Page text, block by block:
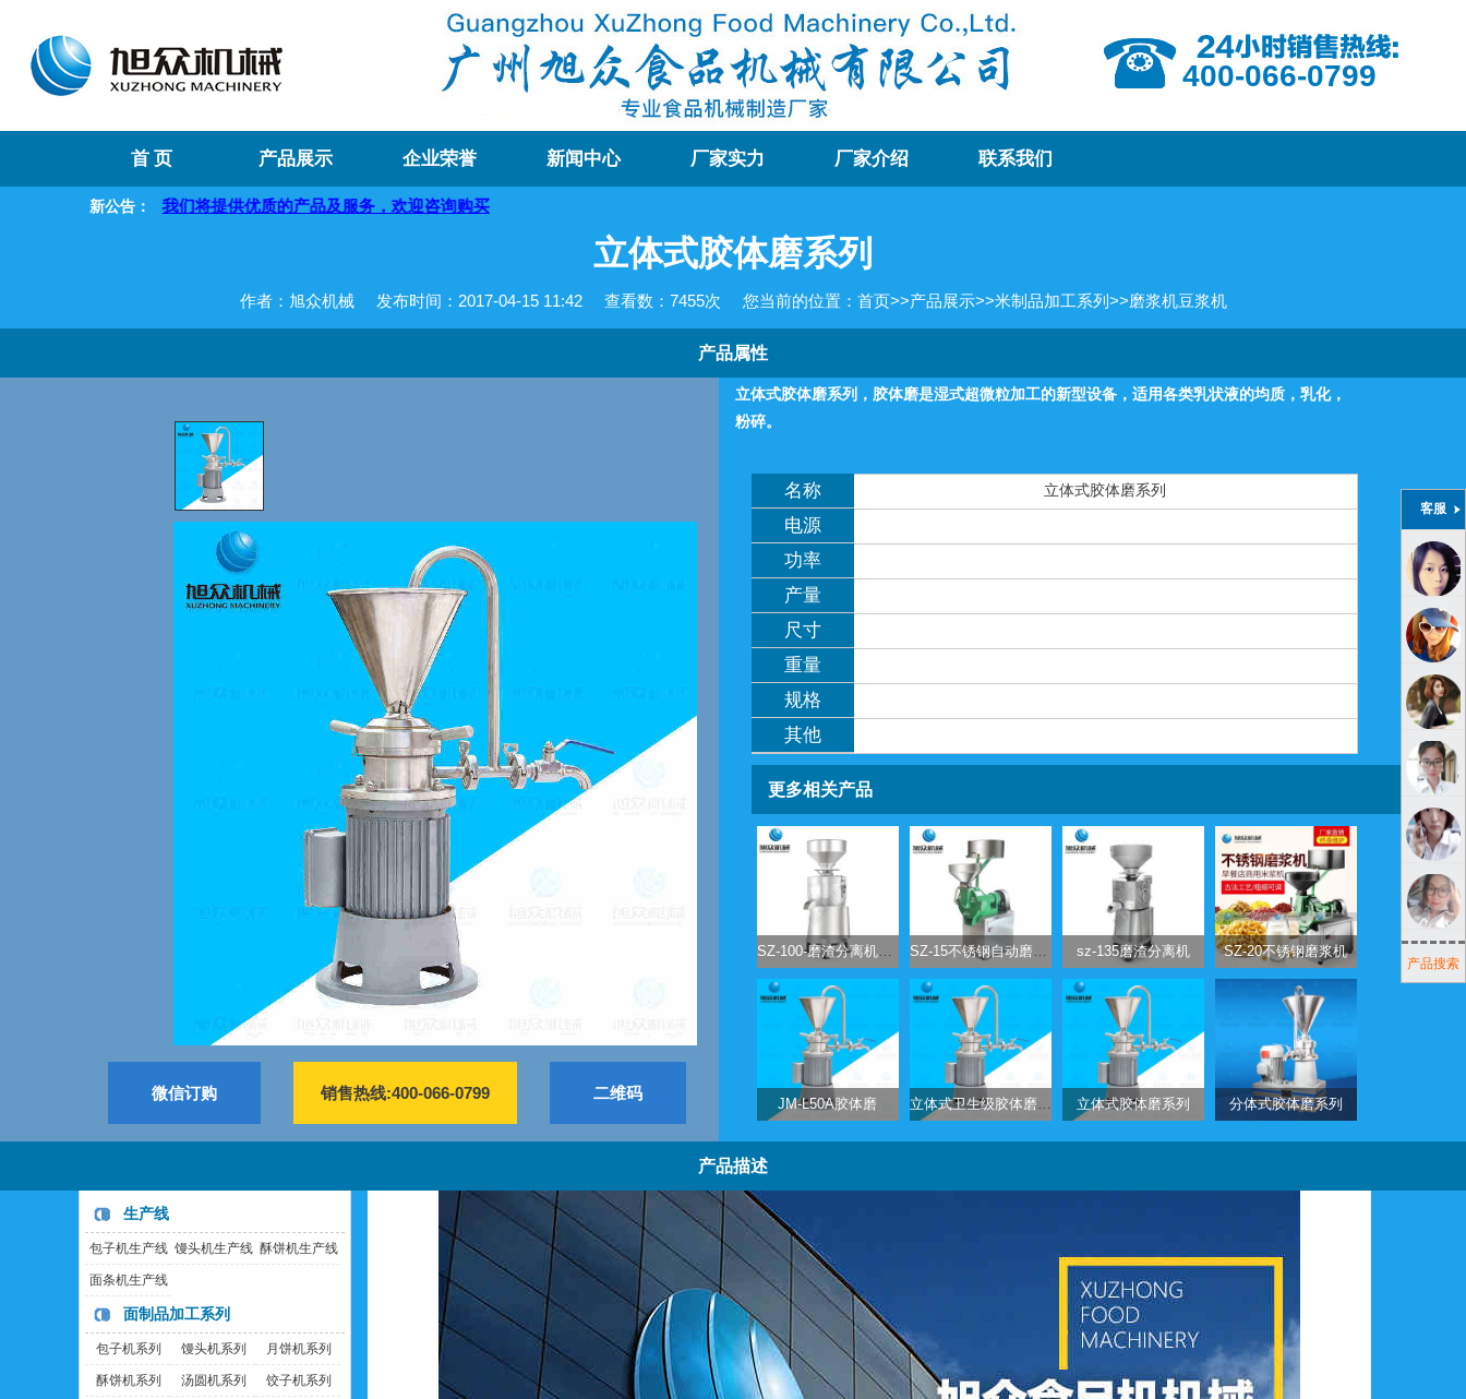
400-066-0799
首 页 产品展示 企业荣誉 新闻中心 厂家实力 厂家介绍 联系我们
新公告：
我们将提供优质的产品及服务，欢迎咨询购买
立体式胶体磨系列
作者：旭众机械 发布时间：2017-04-15 11:42 查看数： 7455次 您当前的位置： 首页>>产品展示>>米制品加工系列 >>磨浆机豆浆机
产品属性
微信订购 销售热线:400-066-0799 二维码
立体式胶体磨系列，胶体磨是湿式超微粒加工的新型设备，适用各类乳状液的均质，乳化，
粉碎。
名称 立体式胶体磨系列
电源
功率
产量
尺寸
重量
规格
其他
更多相关产品
SZ-100-磨渣分离机系列 SZ-15不锈钢自动磨浆机 sz-135磨渣分离机 SZ-20不锈钢磨浆机
JM-L50A胶体磨 立体式卫生级胶体磨系列 立体式胶体磨系列 分体式胶体磨系列
产品描述
生产线
包子机生产线 馒头机生产线 酥饼机生产线
面条机生产线
面制品加工系列
包子机系列 馒头机系列 月饼机系列
酥饼机系列 汤圆机系列 饺子机系列
客服
产品搜索